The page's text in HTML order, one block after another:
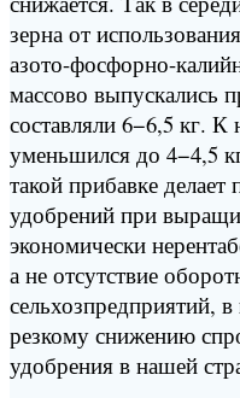
зерна от
азото-фосфорно-
массово выпускались
составляли 6−6,5 кг. К
уменьшился до 4−4,5
такой прибавке
удобрений при
экономически
а не отсутствие
сельхозпредприятий,
резкому снижению
удобрения в нашей